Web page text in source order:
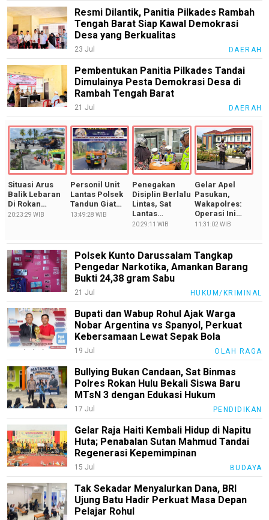
Resmi Dilantik, Panitia Pilkades Rambah
Tengah Barat Siap Kawal Demokrasi
Desa yang Berkualitas
23 Jul DAERAH
Pembentukan Panitia Pilkades Tandai
Dimulainya Pesta Demokrasi Desa di
Rambah Tengah Barat
21 Jul DAERAH
Situasi Arus
Balik Lebaran
Di Rokan…
20:23:29 WIB
Personil Unit
Lantas Polsek
Tandun Giat…
13:49:28 WIB
Penegakan
Disiplin Berlalu
Lintas, Sat
Lantas…
20:29:11 WIB
Gelar Apel
Pasukan,
Wakapolres:
Operasi Ini…
11:31:02 WIB
Polsek Kunto Darussalam Tangkap
Pengedar Narkotika, Amankan Barang
Bukti 24,38 gram Sabu
21 Jul HUKUM/KRIMINAL
Bupati dan Wabup Rohul Ajak Warga
Nobar Argentina vs Spanyol, Perkuat
Kebersamaan Lewat Sepak Bola
19 Jul OLAH RAGA
Bullying Bukan Candaan, Sat Binmas
Polres Rokan Hulu Bekali Siswa Baru
MTsN 3 dengan Edukasi Hukum
17 Jul PENDIDIKAN
Gelar Raja Haiti Kembali Hidup di Napitu
Huta; Penabalan Sutan Mahmud Tandai
Regenerasi Kepemimpinan
15 Jul BUDAYA
Tak Sekadar Menyalurkan Dana, BRI
Ujung Batu Hadir Perkuat Masa Depan
Pelajar Rohul
M
Wisata
Agama
Umkm
Kuliner
Lalu
Lintas
Pemerintah
Nasional
Daerah
Kesehatan
Agama
Pendidikan
Hukum/Kriminal
Pertanian